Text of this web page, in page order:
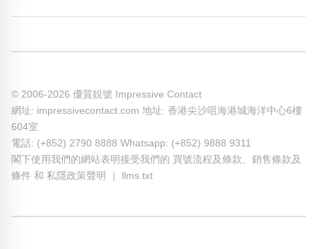
© 2006-2026 優質靚號 Impressive Contact
網址: impressivecontact.com 地址: 香港尖沙咀海港城海洋中心6樓
604室
電話: (+852) 2790 8888 Whatsapp: (+852) 9888 9311
閣下使用我們的網站表明接受我們的 買號流程及條款
銷售條款及
條件 和 私隱政策聲明 llms.txt